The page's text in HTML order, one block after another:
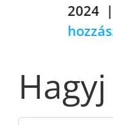
0
hozzászólás